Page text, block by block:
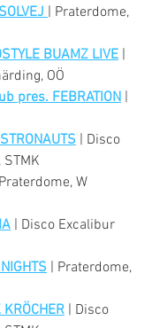
| Praterdome,
BUAMZ LIVE |
OÖ
pres. FEBRATION |
| Disco
W
| Disco Excalibur
| Praterdome,
KRÖCHER | Disco